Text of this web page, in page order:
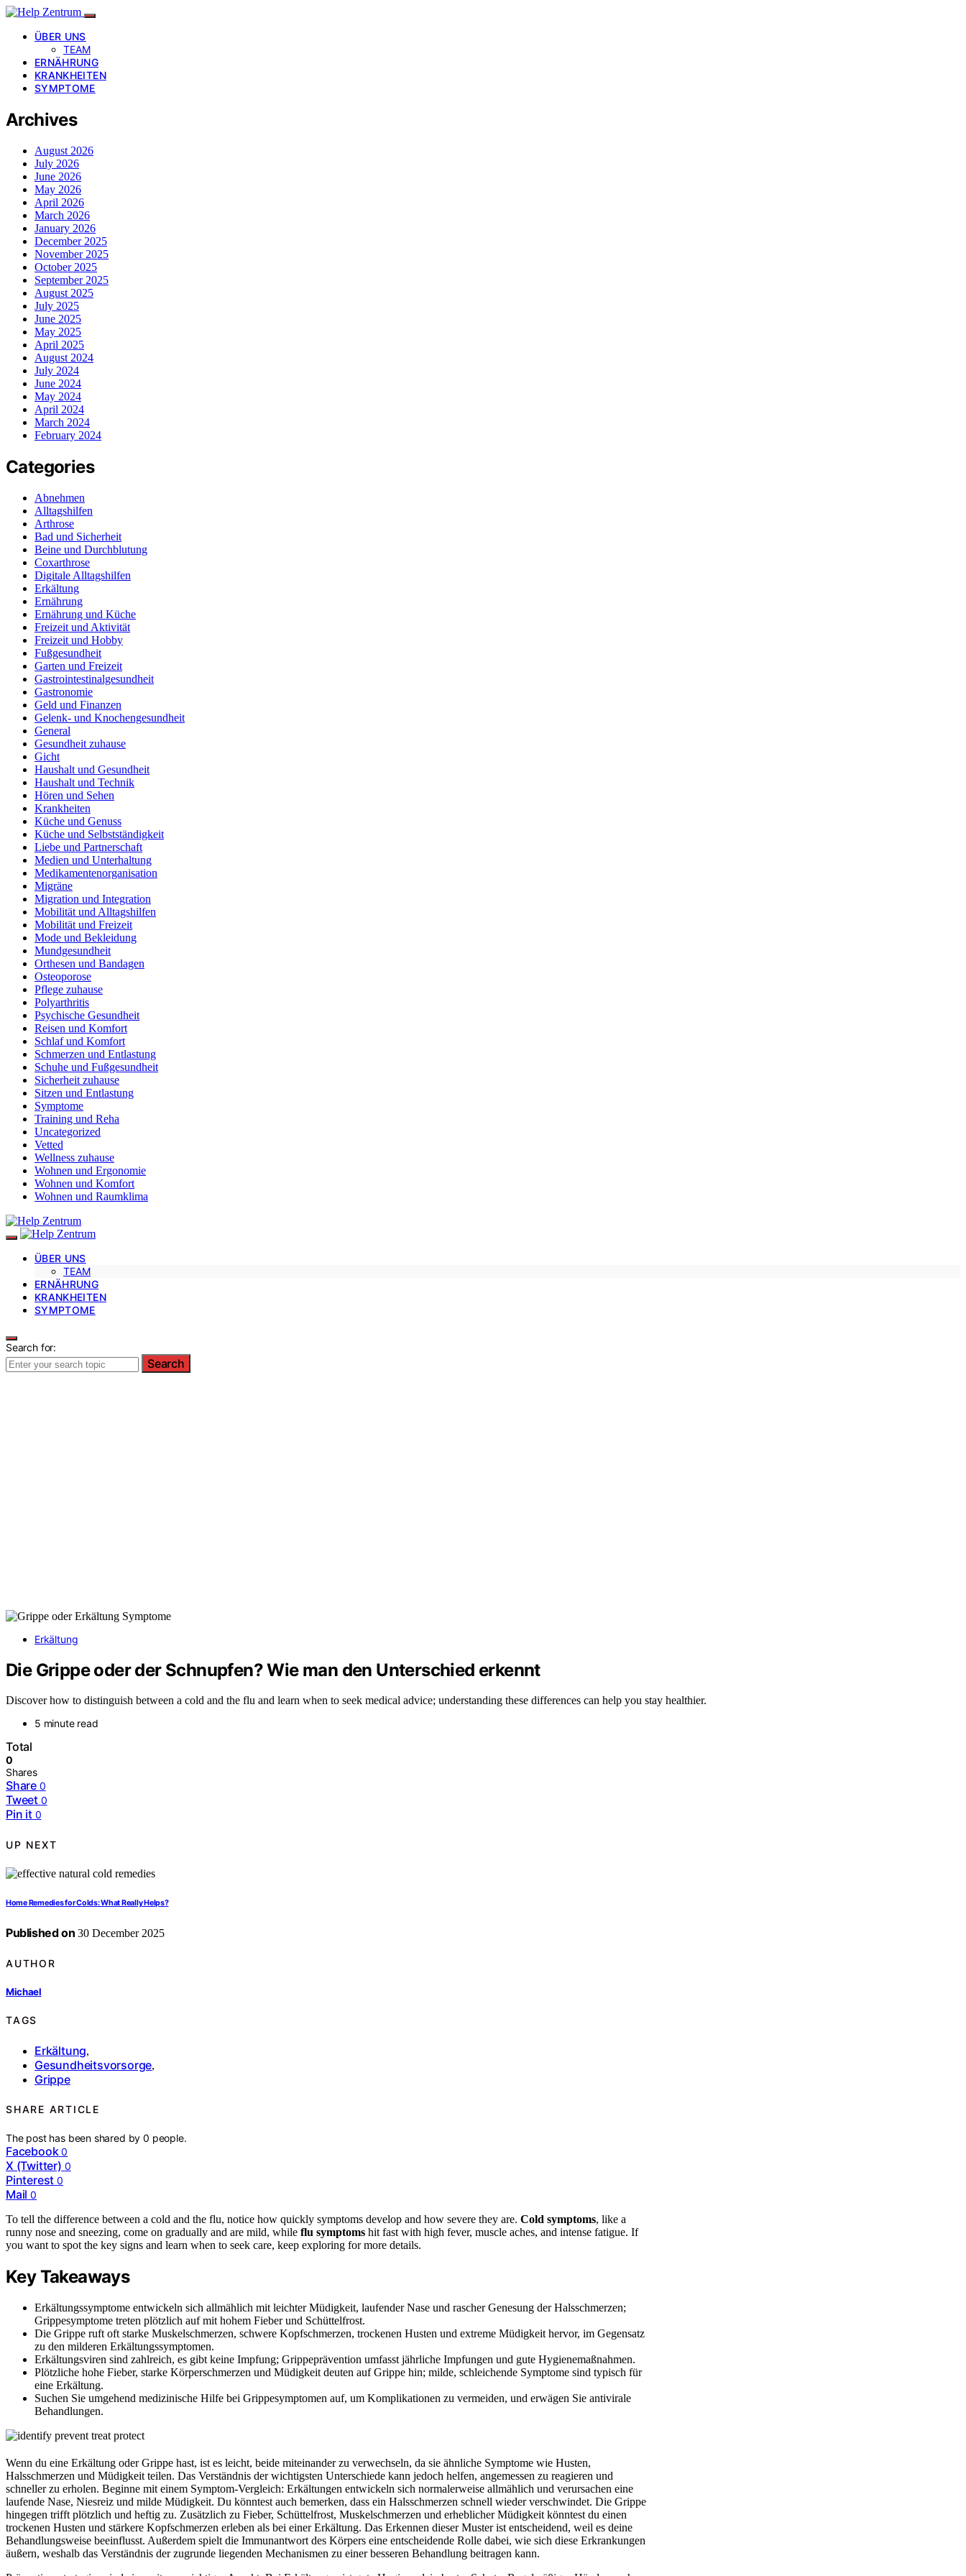
ÜBER UNS
TEAM
ERNÄHRUNG
KRANKHEITEN
SYMPTOME
Archives
August 2026
July 2026
June 2026
May 2026
April 2026
March 2026
January 2026
December 2025
November 2025
October 2025
September 2025
August 2025
July 2025
June 2025
May 2025
April 2025
August 2024
July 2024
June 2024
May 2024
April 2024
March 2024
February 2024
Categories
Abnehmen
Alltagshilfen
Arthrose
Bad und Sicherheit
Beine und Durchblutung
Coxarthrose
Digitale Alltagshilfen
Erkältung
Ernährung
Ernährung und Küche
Freizeit und Aktivität
Freizeit und Hobby
Fußgesundheit
Garten und Freizeit
Gastrointestinalgesundheit
Gastronomie
Geld und Finanzen
Gelenk- und Knochengesundheit
General
Gesundheit zuhause
Gicht
Haushalt und Gesundheit
Haushalt und Technik
Hören und Sehen
Krankheiten
Küche und Genuss
Küche und Selbstständigkeit
Liebe und Partnerschaft
Medien und Unterhaltung
Medikamentenorganisation
Migräne
Migration und Integration
Mobilität und Alltagshilfen
Mobilität und Freizeit
Mode und Bekleidung
Mundgesundheit
Orthesen und Bandagen
Osteoporose
Pflege zuhause
Polyarthritis
Psychische Gesundheit
Reisen und Komfort
Schlaf und Komfort
Schmerzen und Entlastung
Schuhe und Fußgesundheit
Sicherheit zuhause
Sitzen und Entlastung
Symptome
Training und Reha
Uncategorized
Vetted
Wellness zuhause
Wohnen und Ergonomie
Wohnen und Komfort
Wohnen und Raumklima
ÜBER UNS
TEAM
ERNÄHRUNG
KRANKHEITEN
SYMPTOME
Search for:
Search
Erkältung
Die Grippe oder der Schnupfen? Wie man den Unterschied erkennt
Discover how to distinguish between a cold and the flu and learn when to seek medical advice; understanding these differences can help you stay healthier.
5 minute read
Total
0
Shares
Share 0
Tweet 0
Pin it 0
UP NEXT
Home Remedies for Colds: What Really Helps?
Published on 30 December 2025
AUTHOR
Michael
TAGS
Erkältung,
Gesundheitsvorsorge,
Grippe
SHARE ARTICLE
The post has been shared by0 people.
Facebook 0
X (Twitter) 0
Pinterest 0
Mail 0
To tell the difference between a cold and the flu, notice how quickly symptoms develop and how severe they are. Cold symptoms, like a
runny nose and sneezing, come on gradually and are mild, while flu symptoms hit fast with high fever, muscle aches, and intense fatigue. If
you want to spot the key signs and learn when to seek care, keep exploring for more details.
Key Takeaways
Erkältungssymptome entwickeln sich allmählich mit leichter Müdigkeit, laufender Nase und rascher Genesung der Halsschmerzen;
Grippesymptome treten plötzlich auf mit hohem Fieber und Schüttelfrost.
Die Grippe ruft oft starke Muskelschmerzen, schwere Kopfschmerzen, trockenen Husten und extreme Müdigkeit hervor, im Gegensatz
zu den milderen Erkältungssymptomen.
Erkältungsviren sind zahlreich, es gibt keine Impfung; Grippeprävention umfasst jährliche Impfungen und gute Hygienemaßnahmen.
Plötzliche hohe Fieber, starke Körperschmerzen und Müdigkeit deuten auf Grippe hin; milde, schleichende Symptome sind typisch für
eine Erkältung.
Suchen Sie umgehend medizinische Hilfe bei Grippesymptomen auf, um Komplikationen zu vermeiden, und erwägen Sie antivirale
Behandlungen.
Wenn du eine Erkältung oder Grippe hast, ist es leicht, beide miteinander zu verwechseln, da sie ähnliche Symptome wie Husten,
Halsschmerzen und Müdigkeit teilen. Das Verständnis der wichtigsten Unterschiede kann jedoch helfen, angemessen zu reagieren und
schneller zu erholen. Beginne mit einem Symptom-Vergleich: Erkältungen entwickeln sich normalerweise allmählich und verursachen eine
laufende Nase, Niesreiz und milde Müdigkeit. Du könntest auch bemerken, dass ein Halsschmerzen schnell wieder verschwindet. Die Grippe
hingegen trifft plötzlich und heftig zu. Zusätzlich zu Fieber, Schüttelfrost, Muskelschmerzen und erheblicher Müdigkeit könntest du einen
trockenen Husten und stärkere Kopfschmerzen erleben als bei einer Erkältung. Das Erkennen dieser Muster ist entscheidend, weil es deine
Behandlungsweise beeinflusst. Außerdem spielt die Immunantwort des Körpers eine entscheidende Rolle dabei, wie sich diese Erkrankungen
äußern, weshalb das Verständnis der zugrunde liegenden Mechanismen zu einer besseren Behandlung beitragen kann.